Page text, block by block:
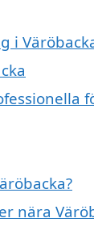
i
nära